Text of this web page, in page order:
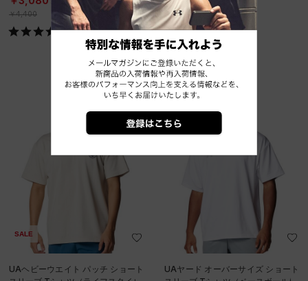
￥4,400
SOLD OUT
30%OFF
￥4,950
SALE
UAヘビーウエイト パッチ ショート
UAヤード オーバーサイズ ショート